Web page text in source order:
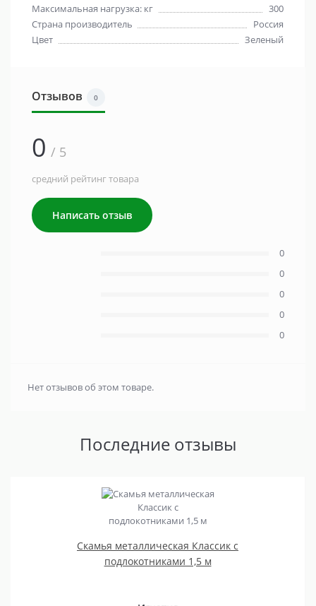
Максимальная нагрузка: кг
300
Страна производитель
Россия
Цвет
Зеленый
Отзывов 0
0 / 5
средний рейтинг товара
Написать отзыв
0
0
0
0
0
Нет отзывов об этом товаре.
Последние отзывы
Скамья металлическая Классик с
подлокотниками 1,5 м